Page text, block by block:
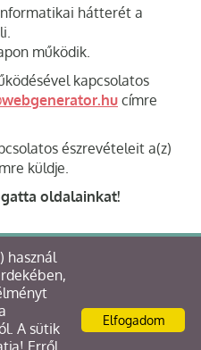
hátterét a
működik.
kapcsolatos
címre
észrevételeit a(z)
küldje.
oldalainkat!
Tervező és Építő Kft.
tájékoztatól
Elfogadom
használ
A sütik
Erről